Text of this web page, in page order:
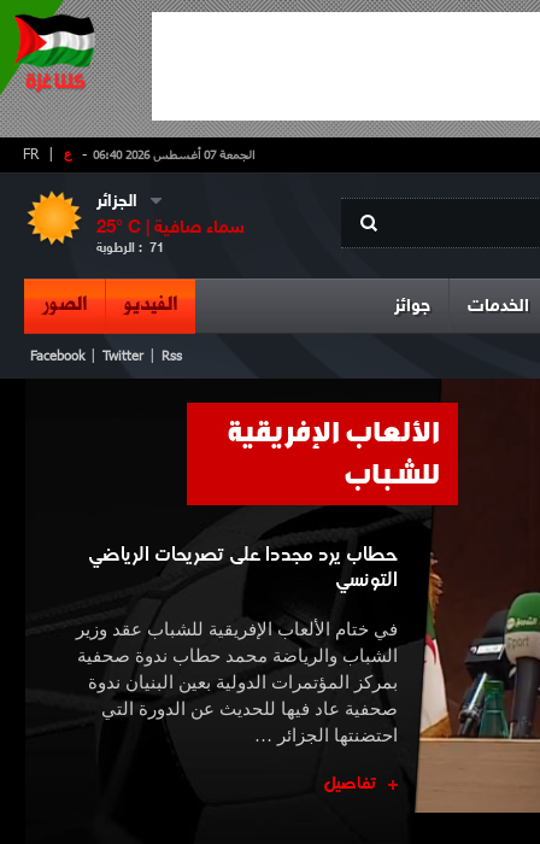
- ع FR الجمعة 07 أغسطس 2026 06:40
الجزائر
25° C | سماء صافية
الرطوبة : 71
الخدمات جوائز الفيديو الصور
Facebook Twitter Rss
الألعاب الإفريقية
للشباب
حطاب يرد مجددا على تصريحات الرياضي
التونسي
في ختام الألعاب الإفريقية للشباب عقد وزير
الشباب والرياضة محمد حطاب ندوة صحفية
بمركز المؤتمرات الدولية بعين البنيان ندوة
صحفية عاد فيها للحديث عن الدورة التي
احتضنتها الجزائر …
تفاصيل